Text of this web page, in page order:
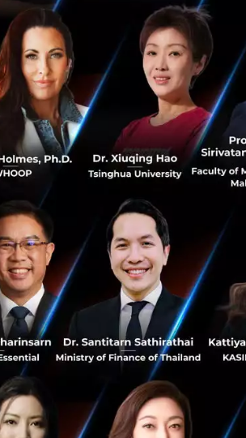
0
50
ยักษ์ใหญ่อย่าง
หลายๆ บริการของ
ประสิทธิภาพการใ
Microsoft ต่างก็ใช้
แต่กลับไม่ค่อยมีใคร
อย่างไรบ้างกับ AI
มีไม่กี่บริษัทที่กล้าจ
เพราะมั
ทัศน์ คุณจะเดิ